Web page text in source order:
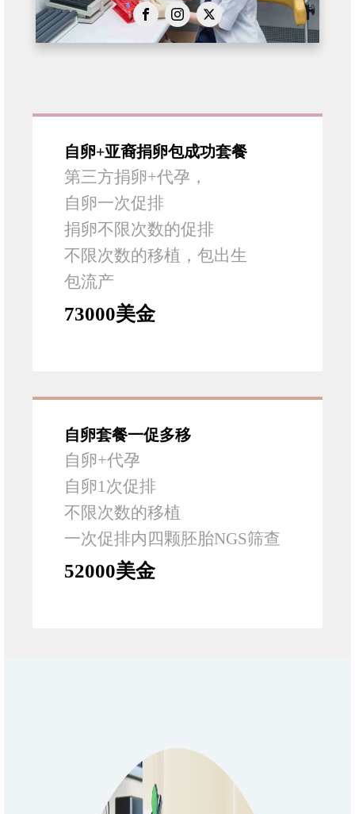
自卵+亚裔捐卵包成功套餐
第三方捐卵+代孕，
自卵一次促排
捐卵不限次数的促排
不限次数的移植，包出生
包流产
73000美金
自卵套餐一促多移
自卵+代孕
自卵1次促排
不限次数的移植
一次促排内四颗胚胎NGS筛查
52000美金